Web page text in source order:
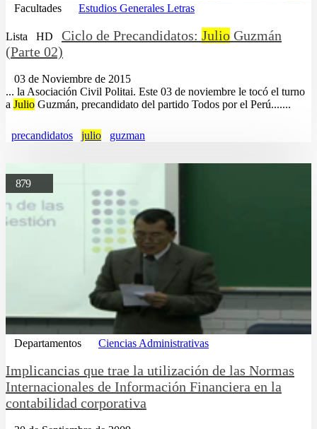
Facultades Estudios Generales Letras
Lista HD Ciclo de Precandidatos: Julio Guzmán
(Parte 02)
03 de Noviembre de 2015
... la Asociación Civil Politai. Este 03 de noviembre le tocó el turno
a Julio Guzmán, precandidato del partido Todos por el Perú.......
precandidatos julio guzman
879
Departamentos Ciencias Administrativas
Implicancias que trae la utilización de las Normas
Internacionales de Información Financiera en la
contabilidad corporativa